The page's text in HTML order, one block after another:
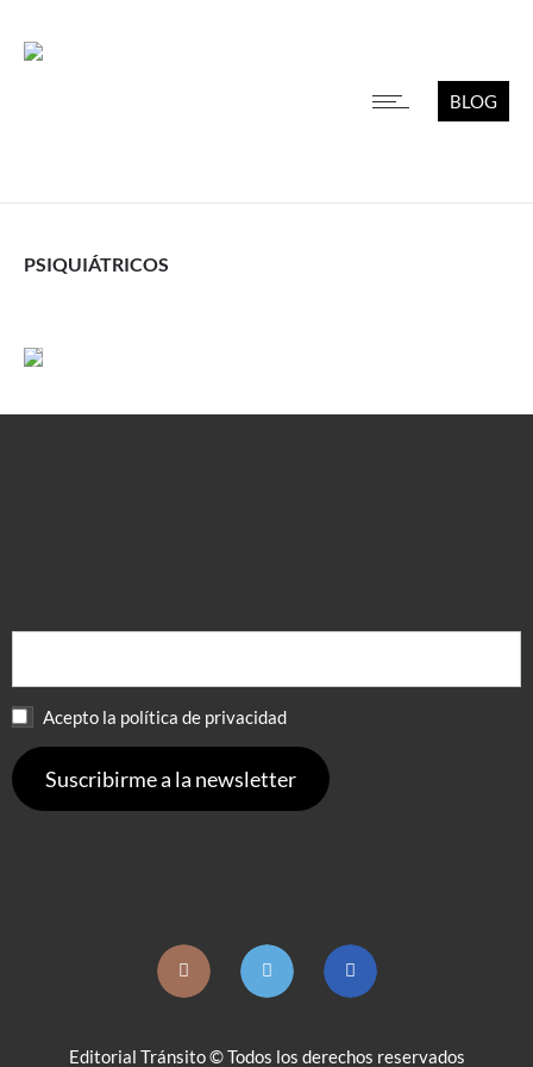
BLOG
PSIQUIÁTRICOS
Acepto la política de privacidad
Editorial Tránsito © Todos los derechos reservados